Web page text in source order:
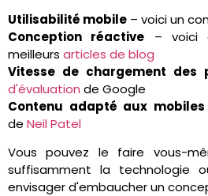
Utilisabilité mobile – voici un
Conception réactive – voici
meilleurs articles de blog
Vitesse de chargement des
d'évaluation de Google
Contenu adapté aux mobiles
de Neil Patel
Vous pouvez le faire vous-
suffisamment la technologie
envisager d'embaucher un